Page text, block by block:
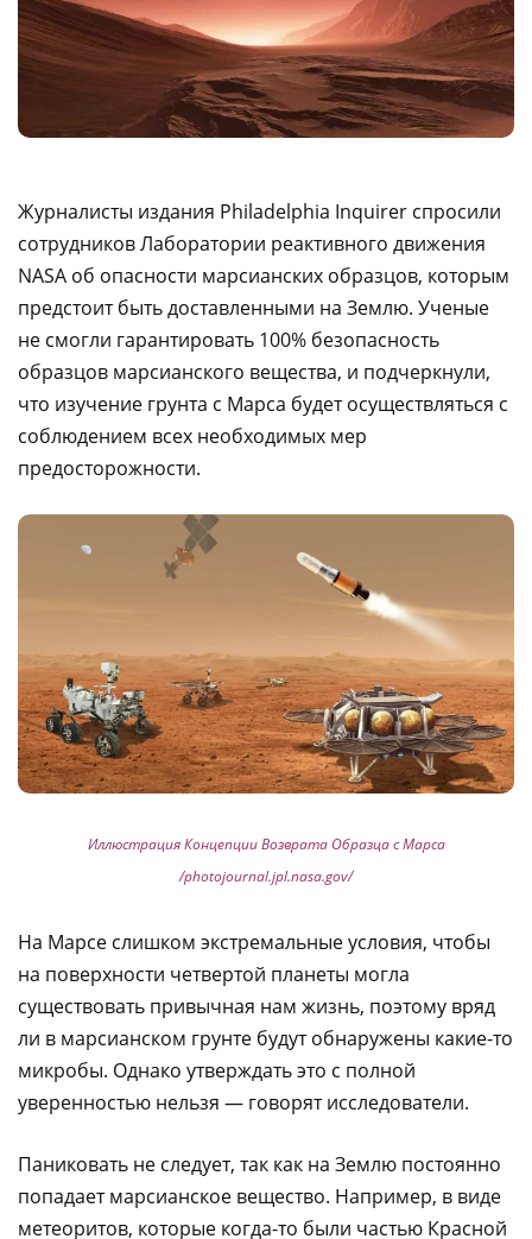
Журналисты издания Philadelphia Inquirer спросили
сотрудников Лаборатории реактивного движения
NASA об опасности марсианских образцов, которым
предстоит быть доставленными на Землю. Ученые
не смогли гарантировать 100% безопасность
образцов марсианского вещества, и подчеркнули,
что изучение грунта с Марса будет осуществляться с
соблюдением всех необходимых мер
предосторожности.
Иллюстрация Концепции Возврата Образца с Марса
/photojournal.jpl.nasa.gov/
На Марсе слишком экстремальные условия, чтобы
на поверхности четвертой планеты могла
существовать привычная нам жизнь, поэтому вряд
ли в марсианском грунте будут обнаружены какие-то
микробы. Однако утверждать это с полной
уверенностью нельзя — говорят исследователи.
Паниковать не следует, так как на Землю постоянно
попадает марсианское вещество. Например, в виде
метеоритов, которые когда-то были частью Красной